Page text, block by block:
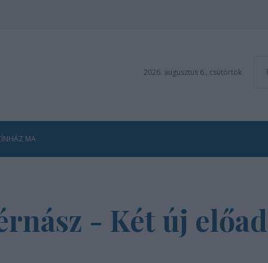
2026. augusztus 6., csütörtök
MA
- Két új